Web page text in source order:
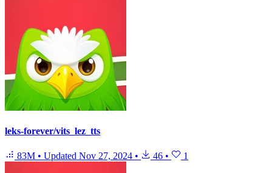
leks-forever/vits_lez_tts
83M • Updated Nov 27, 2024 • 46 • 1